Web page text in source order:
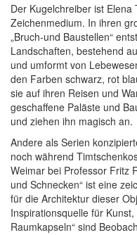
Der Kugelchreiber ist
Zeichenmedium. In ihren
„Bruch-und Baustellen“
Landschaften, bestehend
und umformt von
den Farben schwarz, rot
sie auf ihren Reisen und
geschaffene Paläste und
und ziehen ihn magisch an.
Andere als Serien
noch während
Weimar bei Professor Fritz
und Schnecken“ ist eine
für die Architektur dieser
Inspirationsquelle für
Raumkapseln“ sind